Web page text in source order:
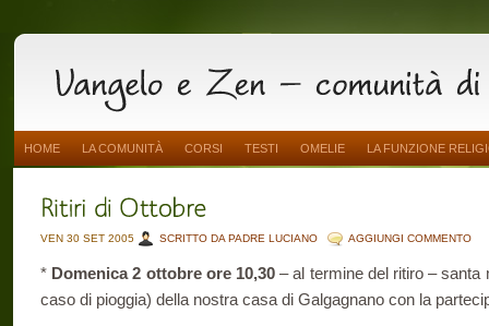
HOME LA COMUNITÀ CORSI TESTI OMELIE LA FUNZIONE
VEN 30 SET 2005 SCRITTO DA PADRE LUCIANO AGGIUNGI COMMENTO
* Domenica 2 ottobre ore 10,30 – al termine del ritiro –
caso di pioggia) della nostra casa di Galgagnano con la